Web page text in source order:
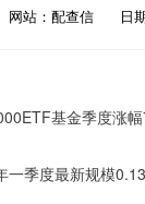
网站：配查信 日
季度最新规模